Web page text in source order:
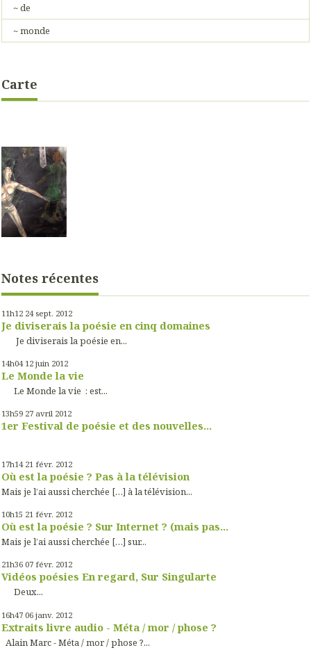
~ de
~ monde
Carte
Notes récentes
11h12 24 sept. 2012
Je diviserais la poésie en cinq domaines
Je diviserais la poésie en...
14h04 12 juin 2012
Le Monde la vie
Le Monde la vie : est...
13h59 27 avril 2012
1er Festival de poésie et des nouvelles...
17h14 21 févr. 2012
Où est la poésie ? Pas à la télévision
Mais je l’ai aussi cherchée […] à la télévision...
10h15 21 févr. 2012
Où est la poésie ? Sur Internet ? (mais pas...
Mais je l’ai aussi cherchée […] sur...
21h36 07 févr. 2012
Vidéos poésies En regard, Sur Singularte
Deux...
16h47 06 janv. 2012
Extraits livre audio - Méta / mor / phose ?
Alain Marc - Méta / mor / phose ?...